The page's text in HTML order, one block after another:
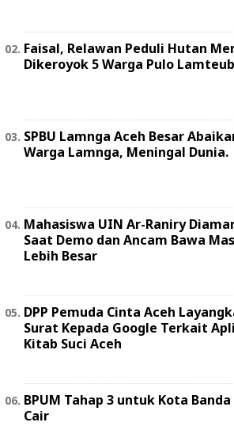
Faisal, Relawan Peduli Hutan
Dikeroyok 5 Warga Pulo
SPBU Lamnga Aceh Besar
Warga Lamnga, Meningal Dunia.
Mahasiswa UIN Ar-Raniry
Saat Demo dan Ancam Bawa
Lebih Besar
DPP Pemuda Cinta Aceh
Surat Kepada Google Terkait
Kitab Suci Aceh
BPUM Tahap 3 untuk Kota Banda
Cair